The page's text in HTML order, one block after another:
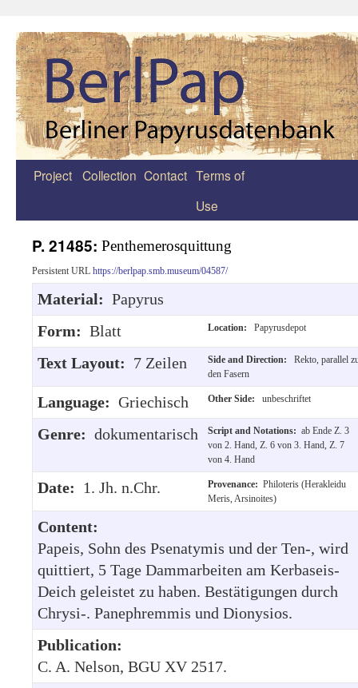
Zum
Project Collection Contact Terms of
Use
P. 21485: Penthemerosquittung
Persistent URL https://berlpap.smb.museum/04587/
Material: Papyrus
Form: Blatt Location: Papyrusdepot
Text Layout: 7 Zeilen Side and Direction:
Rekto, parallel
den Fasern
Language: Griechisch Other Side: unbeschriftet
Genre: dokumentarisch Script and Notations: ab Ende Z. 3
von 2. Hand, Z. 6 von 3. Hand, Z. 7
von 4. Hand
Date: 1. Jh. n.Chr. Provenance: Philoteris (Herakleidu
Meris, Arsinoites)
Content:
Papeis, Sohn des Psenatymis und der Ten-, wird
quittiert, 5 Tage Dammarbeiten am Kerbaseis-
Deich geleistet zu haben. Bestätigungen durch
Chrysi-. Panephremmis und Dionysios.
Publication:
C. A. Nelson, BGU XV 2517.